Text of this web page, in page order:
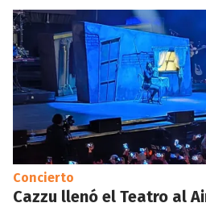
Concierto
Cazzu llenó el Teatro al